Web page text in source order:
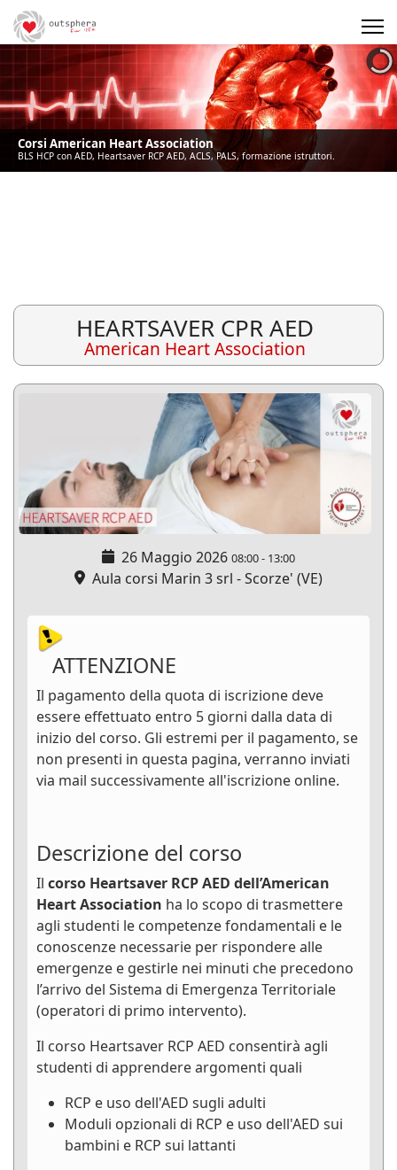
Corsi American Heart Association
BLS HCP con AED, Heartsaver RCP AED, ACLS, PALS, formazione istruttori.
HEARTSAVER CPR AED
American Heart Association
26 Maggio 2026 08:00- 13:00
Aula corsi Marin 3 srl - Scorze' (VE)
ATTENZIONE
Il pagamento della quota di iscrizione deve
essere effettuato entro 5 giorni dalla data di
inizio del corso. Gli estremi per il pagamento, se
non presenti in questa pagina, verranno inviati
via mail successivamente all'iscrizione online.
Descrizione del corso
Il corso Heartsaver RCP AED dell’American
Heart Association ha lo scopo di trasmettere
agli studenti le competenze fondamentali e le
conoscenze necessarie per rispondere alle
emergenze e gestirle nei minuti che precedono
l’arrivo del Sistema di Emergenza Territoriale
(operatori di primo intervento).
Il corso Heartsaver RCP AED consentirà agli
studenti di apprendere argomenti quali
RCP e uso dell'AED sugli adulti
Moduli opzionali di RCP e uso dell'AED sui
bambini e RCP sui lattanti